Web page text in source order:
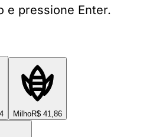
e pressione Enter.
MilhoR$ 41,86